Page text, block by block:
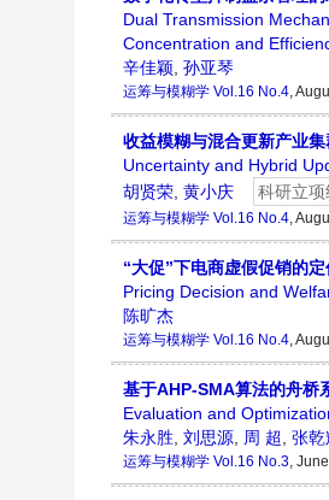
Dual Transmission
Concentration and
辛佳颖 孙亚琴
运筹与模糊学 Vol.16 No.4,
收益模糊与混合更新产业
Uncertainty and Hybrid
胡贤荣 黄小庆 科研立
运筹与模糊学 Vol.16 No.4,
“大促”下电商虚假促销的
Pricing Decision and
陈旷杰
运筹与模糊学 Vol.16 No.4,
基于AHP-SMA算法的舟桥
Evaluation and
朱永胜 刘思源 周 超 张乾
运筹与模糊学 Vol.16 No.3,